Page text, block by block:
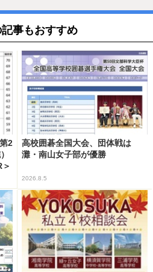
事もおすすめ
2
高校囲碁全国大会、団体戦は
灘・南山女子部が優勝
2026.8.5